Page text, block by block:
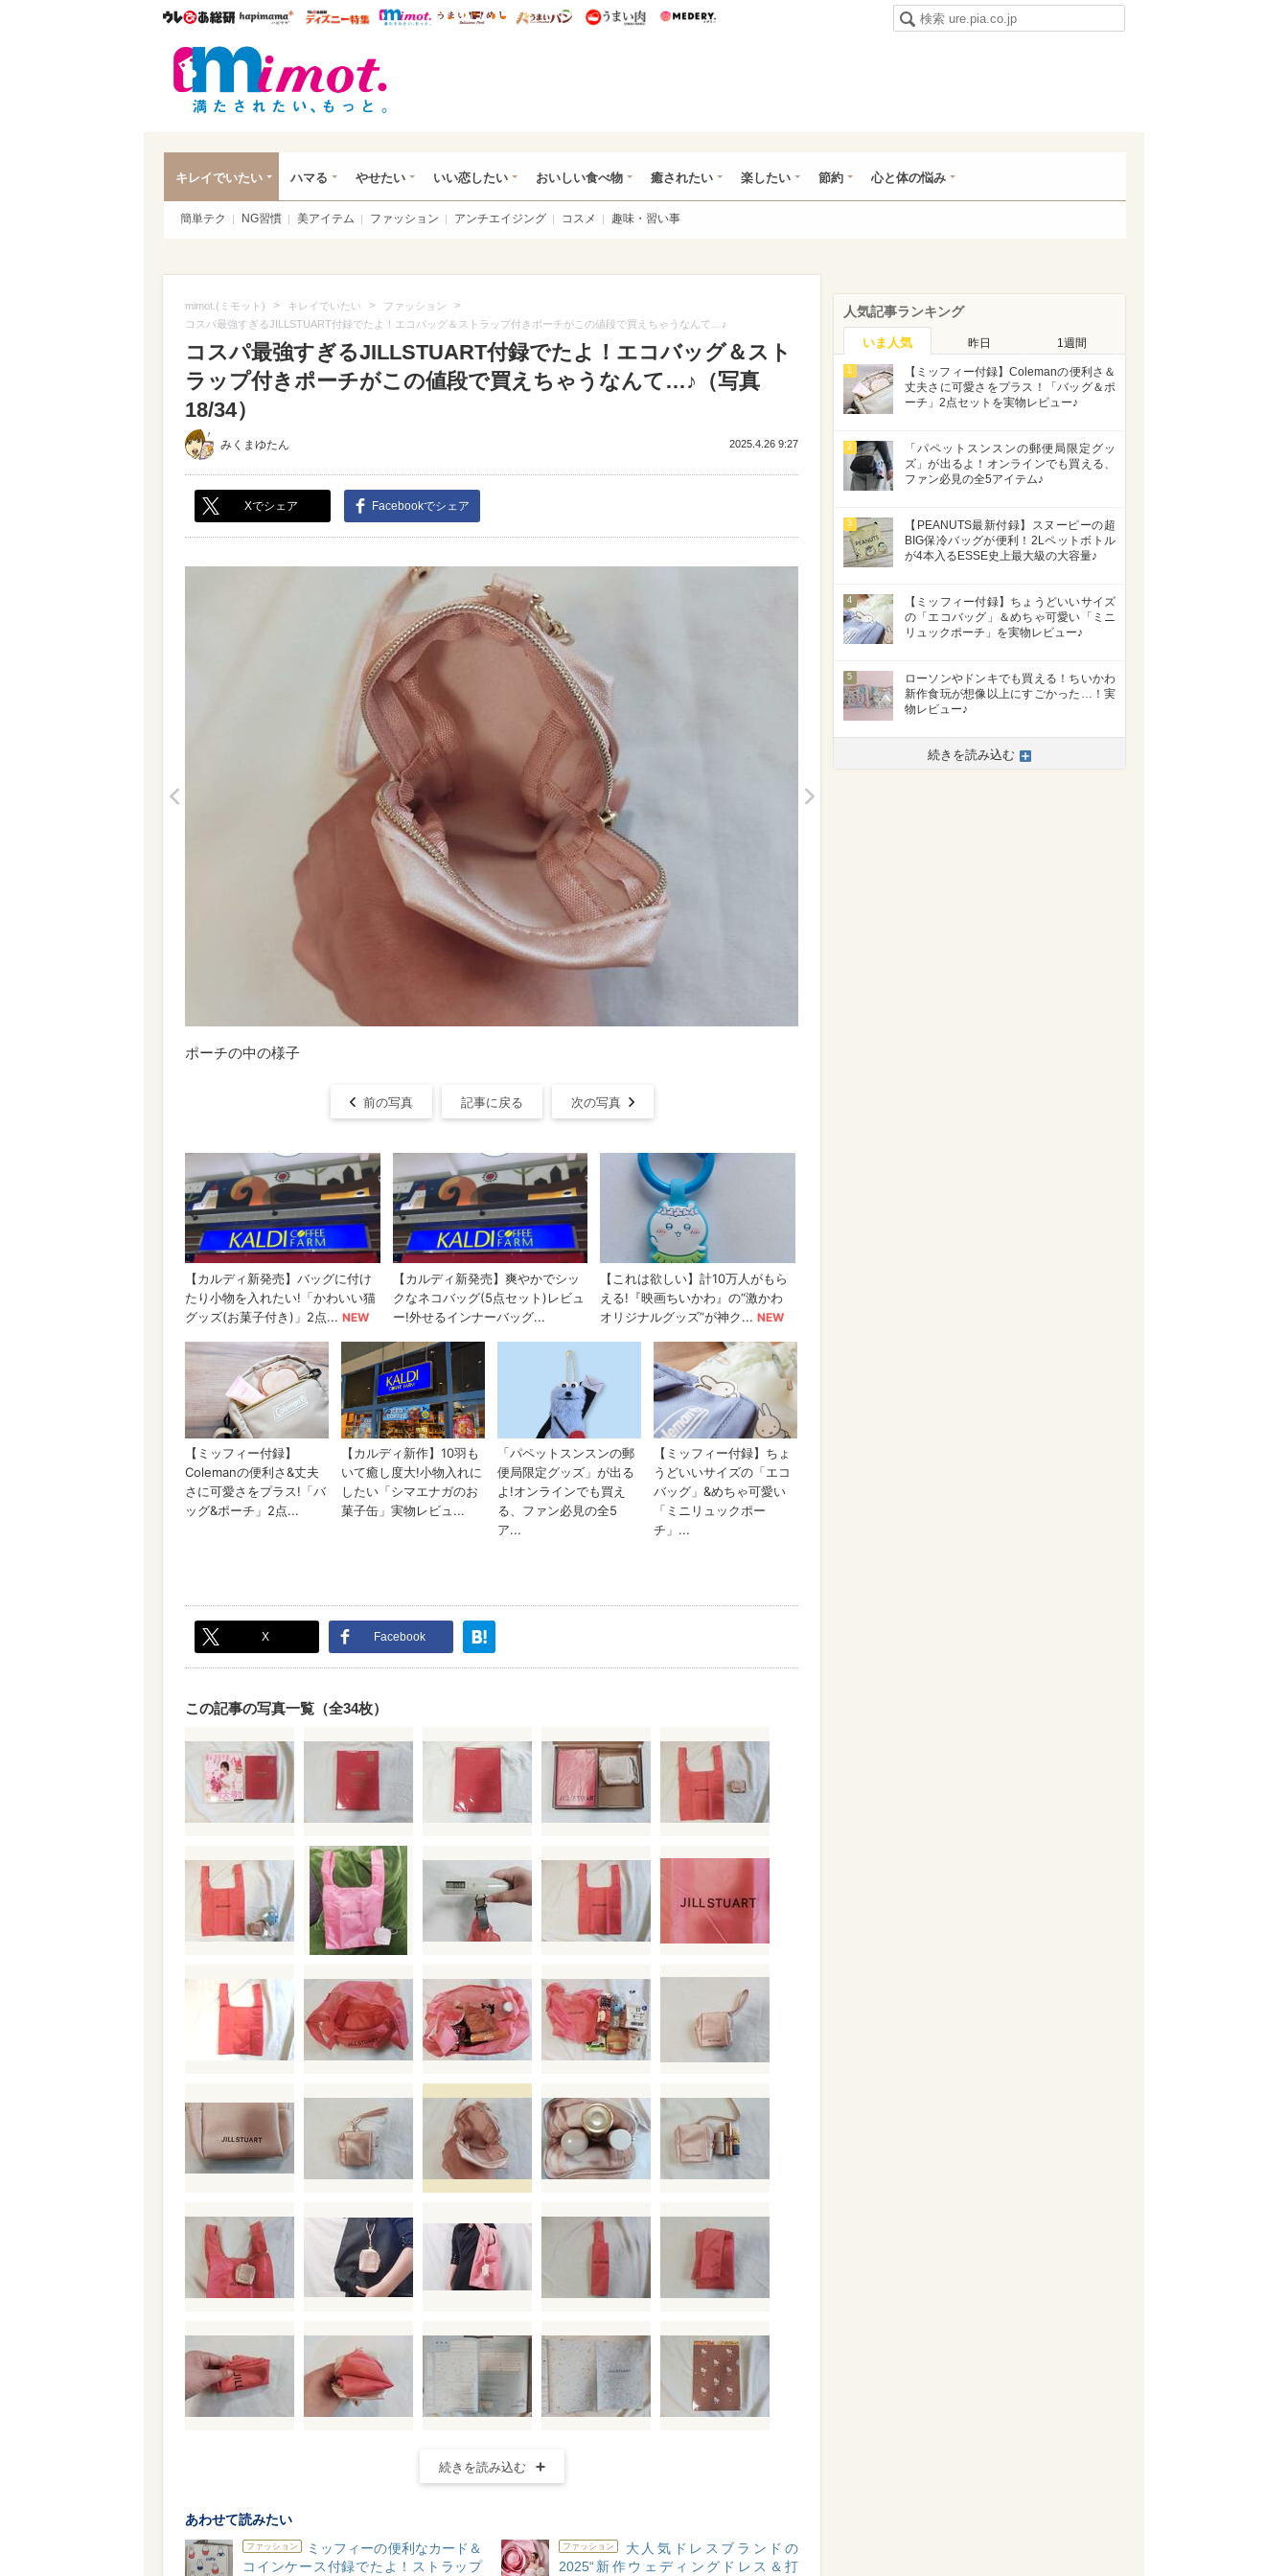
ウレぴあ総研ハピママ* ウレぴあ総研 ディズニー特集
mimot. うまいめし うまいパン うまい肉
キレイでいたい ハマる やせたい いい恋したい おいしい食べ物 癒されたい 楽したい 節約 心と体の悩み
簡単テク NG習慣 美アイテム ファッション アンチエイジング コスメ 趣味・習い事
mimot.(ミモット) > キレイでいたい > ファッション >
コスパ最強すぎるJILLSTUART付録でたよ！エコバッグ＆ストラップ付きポーチがこの値段で買えちゃうなんて…♪
コスパ最強すぎるJILLSTUART付録でたよ！エコバッグ＆スト
ラップ付きポーチがこの値段で買えちゃうなんて…♪（写真
18/34）
みくまゆたん 2025.4.26 9:27
Xでシェア Facebookでシェア
ポーチの中の様子
前の写真 記事に戻る 次の写真
X Facebook
この記事の写真一覧（全34枚）
続きを読み込む
あわせて読みたい
ファッション
ミッフィーの便利なカード＆
コインケース付録でたよ！ストラップ
ファッション
大人気ドレスブランドの
2025“新作ウェディングドレス＆打
人気記事ランキング
いま人気 昨日 1週間
1
【ミッフィー付録】Colemanの便利さ＆
丈夫さに可愛さをプラス！「バッグ＆ポ
ーチ」2点セットを実物レビュー♪
2
「パペットスンスンの郵便局限定グッ
ズ」が出るよ！オンラインでも買える、
ファン必見の全5アイテム♪
3
【PEANUTS最新付録】スヌーピーの超
BIG保冷バッグが便利！2Lペットボトル
が4本入るESSE史上最大級の大容量♪
4
【ミッフィー付録】ちょうどいいサイズ
の「エコバッグ」＆めちゃ可愛い「ミニ
リュックポーチ」を実物レビュー♪
5
ローソンやドンキでも買える！ちいかわ
新作食玩が想像以上にすごかった…！実
物レビュー♪
続きを読み込む